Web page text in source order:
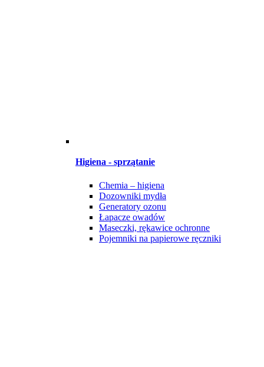
Higiena - sprzątanie
Chemia – higiena
Dozowniki mydła
Generatory ozonu
Łapacze owadów
Maseczki, rękawice ochronne
Pojemniki na papierowe ręczniki